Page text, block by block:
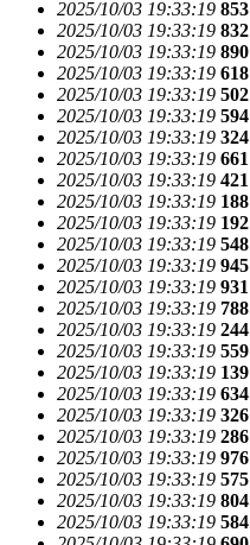
2025/10/03 19:33:19 853
2025/10/03 19:33:19 832
2025/10/03 19:33:19 890
2025/10/03 19:33:19 618
2025/10/03 19:33:19 502
2025/10/03 19:33:19 594
2025/10/03 19:33:19 324
2025/10/03 19:33:19 661
2025/10/03 19:33:19 421
2025/10/03 19:33:19 188
2025/10/03 19:33:19 192
2025/10/03 19:33:19 548
2025/10/03 19:33:19 945
2025/10/03 19:33:19 931
2025/10/03 19:33:19 788
2025/10/03 19:33:19 244
2025/10/03 19:33:19 559
2025/10/03 19:33:19 139
2025/10/03 19:33:19 634
2025/10/03 19:33:19 326
2025/10/03 19:33:19 286
2025/10/03 19:33:19 976
2025/10/03 19:33:19 575
2025/10/03 19:33:19 804
2025/10/03 19:33:19 584